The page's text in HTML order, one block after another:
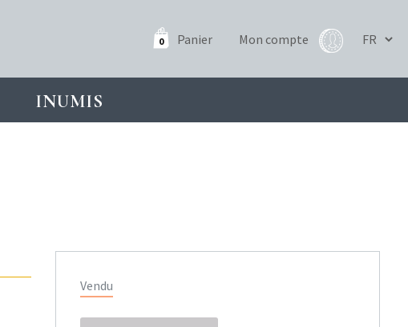
0 Panier Mon compte
INUMIS
Vendu